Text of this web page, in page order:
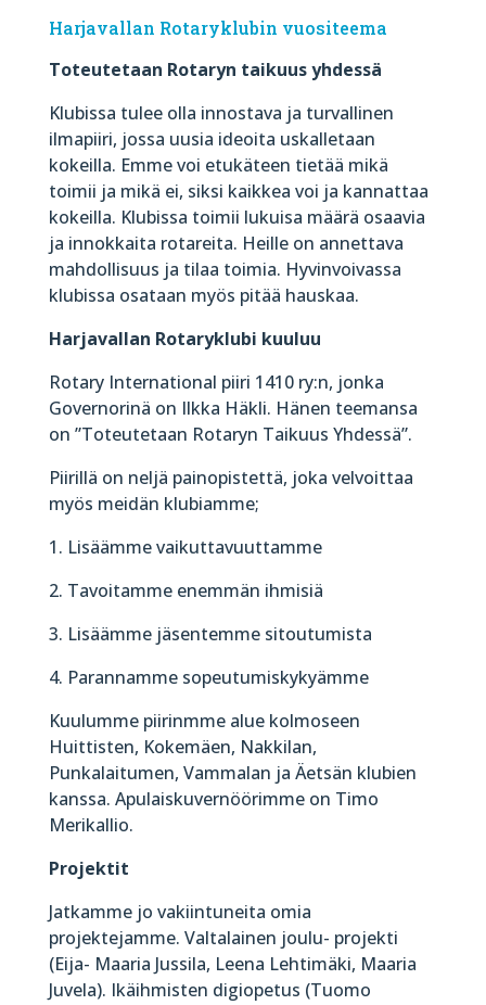
Harjavallan Rotaryklubin vuositeema
Toteutetaan Rotaryn taikuus yhdessä
Klubissa tulee olla innostava ja turvallinen
ilmapiiri, jossa uusia ideoita uskalletaan
kokeilla. Emme voi etukäteen tietää mikä
toimii ja mikä ei, siksi kaikkea voi ja kannattaa
kokeilla. Klubissa toimii lukuisa määrä osaavia
ja innokkaita rotareita. Heille on annettava
mahdollisuus ja tilaa toimia. Hyvinvoivassa
klubissa osataan myös pitää hauskaa.​
Harjavallan Rotaryklubi kuuluu
Rotary International piiri 1410 ry:n, jonka
Governorinä on Ilkka Häkli. Hänen teemansa
on ”Toteutetaan Rotaryn Taikuus Yhdessä”.
Piirillä on neljä painopistettä, joka velvoittaa
myös meidän klubiamme;
1. Lisäämme vaikuttavuuttamme
2. Tavoitamme enemmän ihmisiä
3. Lisäämme jäsentemme sitoutumista
4. Parannamme sopeutumiskykyämme
Kuulumme piirinmme alue kolmoseen
Huittisten, Kokemäen, Nakkilan,
Punkalaitumen, Vammalan ja Äetsän klubien
kanssa. Apulaiskuvernöörimme on Timo
Merikallio.
Projektit
Jatkamme jo vakiintuneita omia
projektejamme. Valtalainen joulu- projekti
(Eija- Maaria Jussila, Leena Lehtimäki, Maaria
Juvela). Ikäihmisten digiopetus (Tuomo